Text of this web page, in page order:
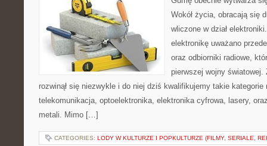
Wokół życia, obracają się
wliczone w dział
elektronikę uważano
oraz odbiorniki radiowe,
pierwszej wojny światowej.
rozwinął się niezwykle i do niej dziś kwalifikujemy takie
telekomunikacja, optoelektronika, elektronika cyfrowa, lasery,
metali. Mimo […]
CATEGORIES: LODY W KULTURZE I POPKULTURZE (FILMY, SERIALE,